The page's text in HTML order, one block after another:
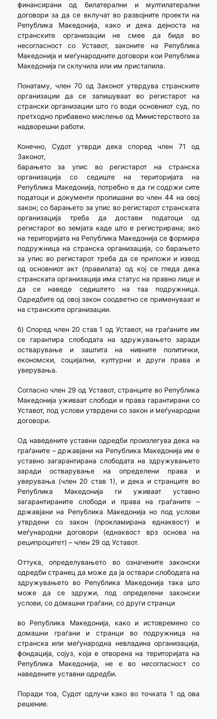
финансирани од билатерални и мултилатерални
договори за да се вклучат во развојните проекти на
Република Македонија, како и дека дејноста на
странските организации не смее да биде во
несогласност со Уставот, законите на Република
Македонија и меѓународните договори кои Република
Македонија ги склучила или им пристапила.
Понатаму, член 70 од Законот утврдува странските
организации да се запишуваат во регистарот на
странски организации што го води основниот суд, по
претходно прибавено мислење од Министерството за
надворешни работи.
Конечно, Судот утврди дека според член 71 од
Законот,
барањето за упис во регистарот на странска
организација со седиште на територијата на
Република Македонија, потребно е да ги содржи сите
податоци и документи пропишани во член 44 на овој
закон; со барањето за упис во регистарот странската
организација треба да достави податоци од
регистарот во земјата каде што е регистрирана; ако
на територијата на Република Македонија се формира
подружница на странска организација, со барањето
за упис во регистарот треба да се приложи и извод
од основниот акт (правилата) од кој се гледа дека
странската организација има статус на правно лице и
да се наведе седиштето на таа подружница.
Одредбите од овој закон соодветно се применуваат и
на странските организации.
б) Според член 20 став 1 од Уставот, на граѓаните им
се гарантира слободата на здружувањето заради
остварување и заштита на нивните политички,
економски, социјални, културни и други права и
уверувања.
Согласно член 29 од Уставот, странците во Република
Македонија уживаат слободи и права гарантирани со
Уставот, под услови утврдени со закон и меѓународни
договори.
Од наведените уставни одредби произлегува дека на
граѓаните – државјани на Република Македонија им е
уставно загарантирана слободата на здружувањето
заради остварување на определени права и
уверувања (член 20 став 1), и дека и странците во
Република Македонија ги уживаат уставно
загарантираните слободи и права на граѓаните –
државјани на Република Македонија но под услови
утврдени со закон (прокламирана еднаквост) и
меѓународни договори (еднаквост врз основа на
реципроцитет) – член 29 од Уставот.
Оттука, определувањето во означените законски
одредби странец да може да ја оствари слободата на
здружувањето во Република Македонија така што
може да се здружи, под определени законски
услови, со домашни граѓани, со други странци
во Република Македонија, како и истовремено со
домашни граѓани и странци во подружница на
странска или меѓународна невладина организација,
фондација, сојуз, која е отворена на територијата на
Република Македонија, не е во несогласност со
наведените уставни одредби.
Поради тоа, Судот одлучи како во точката 1 од ова
решение.